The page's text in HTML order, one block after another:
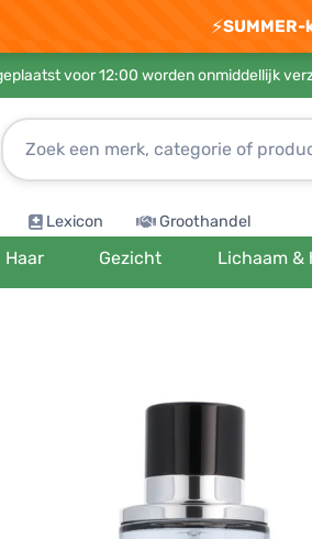
⚡
voor 12:00 worden onmiddellijk
Lexicon Groothandel
Haar Gezicht Lichaam &